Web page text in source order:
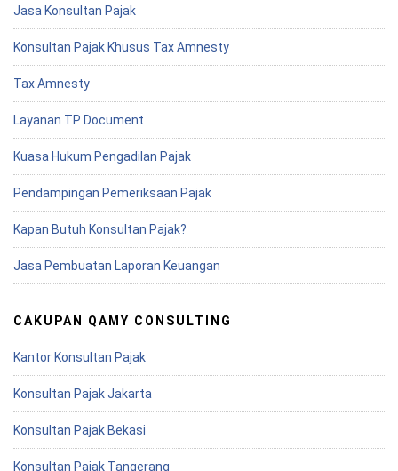
Jasa Konsultan Pajak
Konsultan Pajak Khusus Tax Amnesty
Tax Amnesty
Layanan TP Document
Kuasa Hukum Pengadilan Pajak
Pendampingan Pemeriksaan Pajak
Kapan Butuh Konsultan Pajak?
Jasa Pembuatan Laporan Keuangan
CAKUPAN QAMY CONSULTING
Kantor Konsultan Pajak
Konsultan Pajak Jakarta
Konsultan Pajak Bekasi
Konsultan Pajak Tangerang